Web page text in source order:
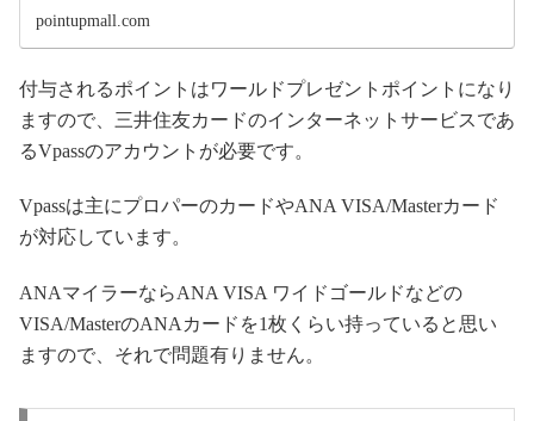
pointupmall.com
付与されるポイントはワールドプレゼントポイントになり
ますので、三井住友カードのインターネットサービスであ
るVpassのアカウントが必要です。
Vpassは主にプロパーのカードやANA VISA/Masterカード
が対応しています。
ANAマイラーならANA VISA ワイドゴールドなどの
VISA/MasterのANAカードを1枚くらい持っていると思い
ますので、それで問題有りません。